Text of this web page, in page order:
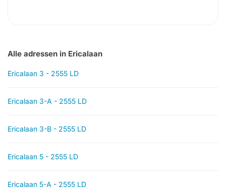
Alle adressen in Ericalaan
Ericalaan 3 - 2555 LD
Ericalaan 3-A - 2555 LD
Ericalaan 3-B - 2555 LD
Ericalaan 5 - 2555 LD
Ericalaan 5-A - 2555 LD